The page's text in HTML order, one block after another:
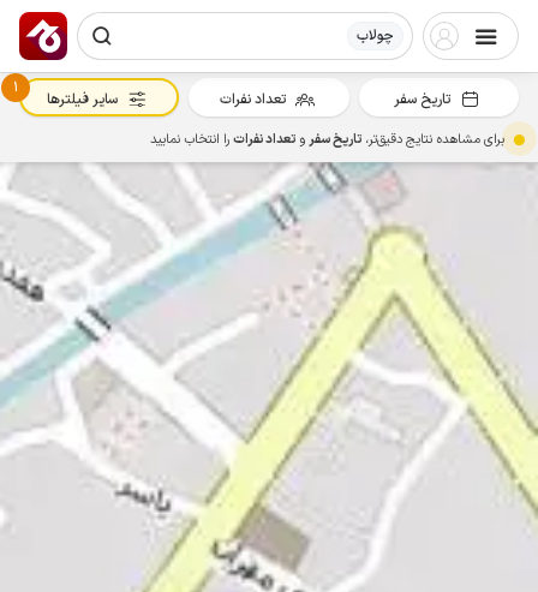
چولاب
تاریخ سفر تعداد نفرات
1
سایر فیلترها
برای مشاهده نتایج دقیق‌تر، تاریخ سفرو تعداد نفراترا انتخاب نمایید